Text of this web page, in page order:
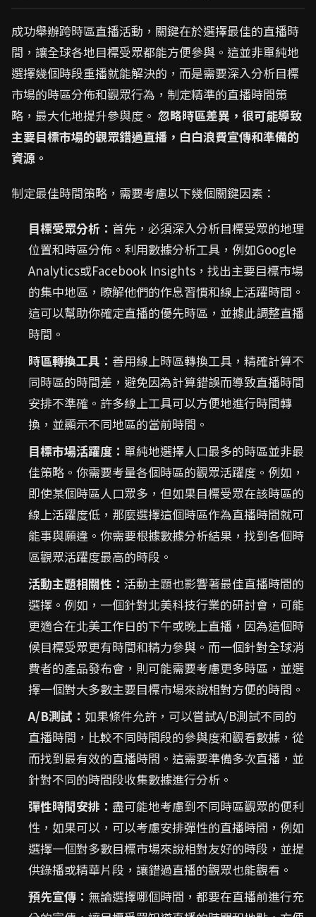
成功舉辦跨時區直播活動，關鍵在於選擇最佳的直播時
間，讓全球各地目標受眾都能方便參與。這並非單純地
選擇幾個時段重播就能解決的，而是需要深入分析目標
市場的時區分佈和觀眾行為，制定精準的直播時間策
略，最大化地提升參與度。 忽略時區差異，很可能導致
主要目標市場的觀眾錯過直播，白白浪費宣傳和準備的
資源。
制定最佳時間策略，需要考慮以下幾個關鍵因素：
目標受眾分析： 首先，必須深入分析目標受眾的地理
位置和時區分佈。利用數據分析工具，例如Google
Analytics或Facebook Insights，找出主要目標市場
的集中地區，瞭解他們的作息習慣和線上活躍時間。
這可以幫助你確定直播的優先時區，並據此調整直播
時間。
時區轉換工具： 善用線上時區轉換工具，精確計算不
同時區的時間差，避免因為計算錯誤而導致直播時間
安排不準確。許多線上工具可以方便地進行時間轉
換，並顯示不同地區的當前時間。
目標市場活躍度： 單純地選擇人口最多的時區並非最
佳策略。你需要考量各個時區的觀眾活躍度。例如，
即使某個時區人口眾多，但如果目標受眾在該時區的
線上活躍度低，那麼選擇這個時區作為直播時間就可
能事與願違。你需要根據數據分析結果，找到各個時
區觀眾活躍度最高的時段。
活動主題相關性： 活動主題也影響著最佳直播時間的
選擇。例如，一個針對北美科技行業的研討會，可能
更適合在北美工作日的下午或晚上直播，因為這個時
候目標受眾更有時間和精力參與。而一個針對全球消
費者的產品發布會，則可能需要考慮更多時區，並選
擇一個對大多數主要目標市場來說相對方便的時間。
A/B測試： 如果條件允許，可以嘗試A/B測試不同的
直播時間，比較不同時間段的參與度和觀看數據，從
而找到最有效的直播時間。這需要準備多次直播，並
針對不同的時間段收集數據進行分析。
彈性時間安排： 盡可能地考慮到不同時區觀眾的便利
性，如果可以，可以考慮安排彈性的直播時間，例如
選擇一個對多數目標市場來說相對友好的時段，並提
供錄播或精華片段，讓錯過直播的觀眾也能觀看。
預先宣傳： 無論選擇哪個時間，都要在直播前進行充